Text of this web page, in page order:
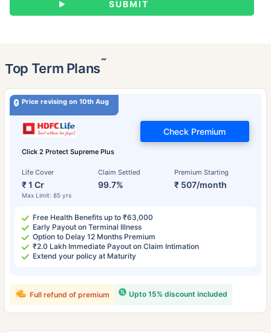
Top Term Plans˜
Price revising on 10th Aug
Click 2 Protect Supreme Plus
Life Cover
₹ 1 Cr
Max Limit: 85 yrs
Claim Settled
99.7%
Premium Starting
₹ 507/month
Check Premium
Free Health Benefits up to ₹63,000
Early Payout on Terminal Illness
Option to Delay 12 Months Premium
₹2.0 Lakh Immediate Payout on Claim Intimation
Extend your policy at Maturity
Upto 15% discount included
Full refund of premium